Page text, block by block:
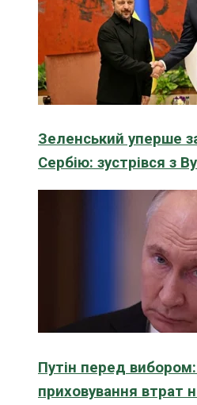
Зеленський уперше
Сербію: зустрівся з
Путін перед вибором:
приховування втрат